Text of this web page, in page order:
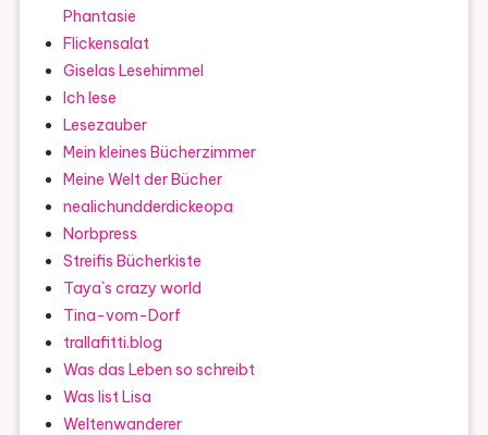
Phantasie
Flickensalat
Giselas Lesehimmel
Ich lese
Lesezauber
Mein kleines Bücherzimmer
Meine Welt der Bücher
nealichundderdickeopa
Norbpress
Streifis Bücherkiste
Taya`s crazy world
Tina-vom-Dorf
trallafitti.blog
Was das Leben so schreibt
Was list Lisa
Weltenwanderer